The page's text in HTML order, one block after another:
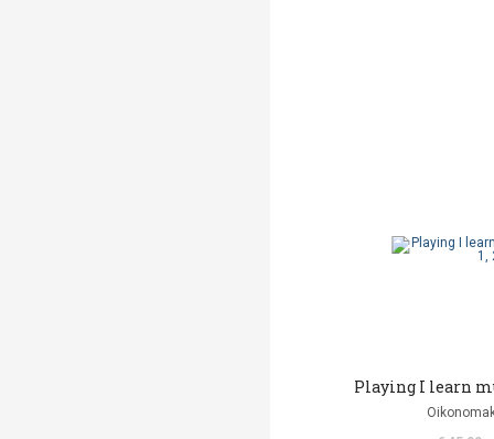
Playing I learn